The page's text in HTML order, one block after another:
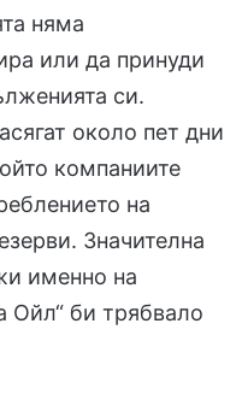
няма
или да принуди
си.
около пет дни
компаниите
на
Значителна
именно на
Ойл“ би трябвало